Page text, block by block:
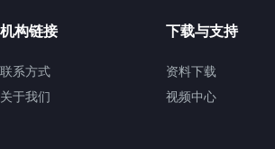
机构链接
联系方式
关于我们
下载与支持
资料下载
视频中心